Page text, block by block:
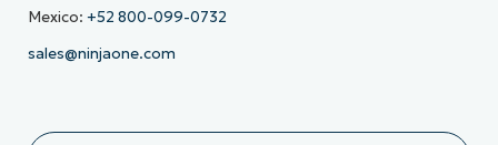
Mexico: +52 800-099-0732
sales@ninjaone.com